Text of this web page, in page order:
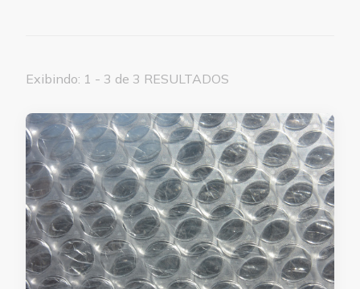
Exibindo: 1 - 3 de 3 RESULTADOS